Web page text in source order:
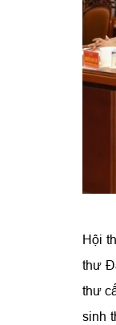
Hội
thư
thư
sinh